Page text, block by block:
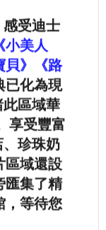
感受迪士
《小美人
貝》《路
已化為現
區域華
享受豐富
珍珠奶
區域還設
匯集了精
，等待您